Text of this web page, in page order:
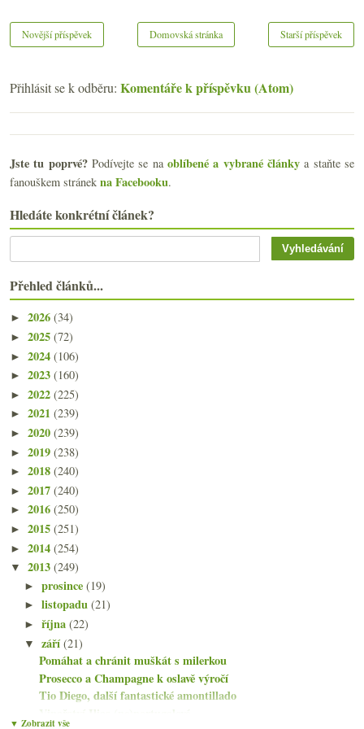
Novější příspěvek Starší příspěvek
Domovská stránka
Přihlásit se k odběru: Komentáře k příspěvku (Atom)
Jste tu poprvé?Podívejte se naoblíbené a vybrané články a staňte se
fanouškem stránek na Facebooku.
Hledáte konkrétní článek?
Přehled článků...
► 2026 (34)
► 2025 (72)
► 2024 (106)
► 2023 (160)
► 2022 (225)
► 2021 (239)
► 2020 (239)
► 2019 (238)
► 2018 (240)
► 2017 (240)
► 2016 (250)
► 2015 (251)
► 2014 (254)
▼ 2013 (249)
►prosince(19)
►listopadu(21)
►října(22)
▼září(21)
Pomáhat a chránit muškát s milerkou
Prosecco a Champagne k oslavě výročí
Tio Diego, další fantastické amontillado
Vinařství Ilias (ne)portugalové
▼ Zobrazit vše